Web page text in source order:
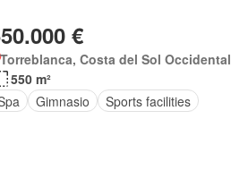
€
Torreblanca, Costa del Sol Occidental
550 m²
Gimnasio Sports facilities